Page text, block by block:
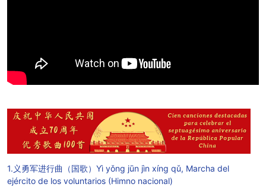
1.义勇军进行曲（国歌） Yì yǒng jūn jìn xíng qǔ, Marcha del
ejército de los voluntarios (Himno nacional)